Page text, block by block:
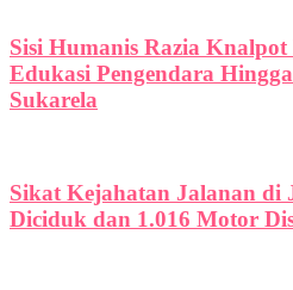
Sisi Humanis Razia
Edukasi Pengendara
Sukarela
Sikat Kejahatan Jalanan di
Diciduk dan 1.016 Motor